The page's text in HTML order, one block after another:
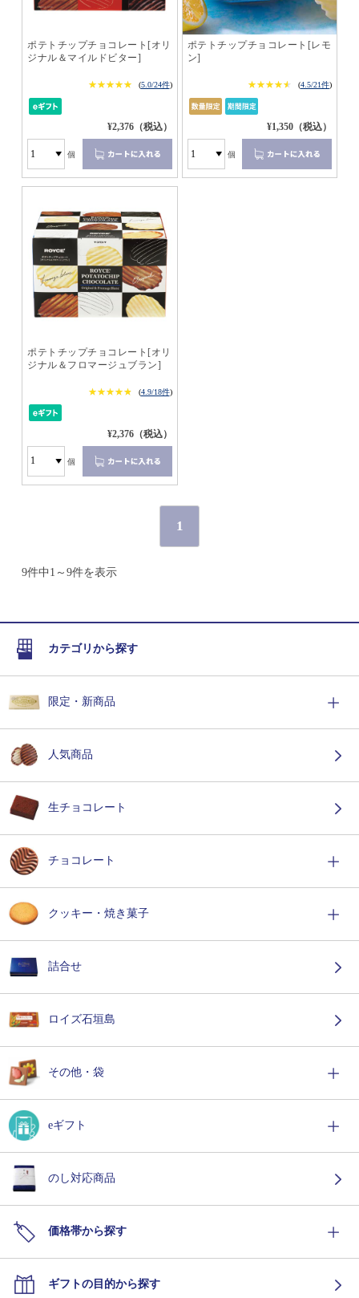
ポテトチップチョコレート[オリ
ジナル＆マイルドビター]
★★★★★
★★★★★ (5.0/24件)
¥2,376（税込）
個
ポテトチップチョコレート[レモ
ン]
★★★★★
★★★★★ (4.5/21件)
¥1,350（税込）
個
ポテトチップチョコレート[オリ
ジナル＆フロマージュブラン]
★★★★★
★★★★★ (4.9/18件)
¥2,376（税込）
個
1
9件中1～9件を表示
カテゴリから探す
限定・新商品
人気商品
生チョコレート
チョコレート
クッキー・焼き菓子
詰合せ
ロイズ石垣島
その他・袋
eギフト
のし対応商品
価格帯から探す
ギフトの目的から探す